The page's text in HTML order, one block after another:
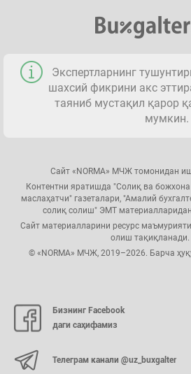
Экспертларнинг
шахсий фикрини акс
таяниб мустақил қарор
мумкин.
Сайт «NORMA» МЧЖ томонидан
Контентни яратишда "Солиқ ва
маслаҳатчи" газеталари, "Амалий
солиқ солиш" ЭМТ
Сайт материалларини ресурс
олиш тақиқланади.
© «NORMA» МЧЖ, 2019–2026. Барча
Бизнинг Facebook
даги саҳифамиз
Телеграм канали @uz_buxgalter